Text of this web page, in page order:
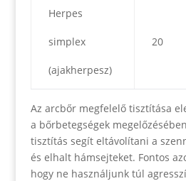
Herpes
simplex
(ajakherpesz)
20
Az arcbőr megfelelő tisztítása
a bőrbetegségek
tisztítás segít eltávolítani a
és elhalt hámsejteket. Fontos
hogy ne használjunk túl